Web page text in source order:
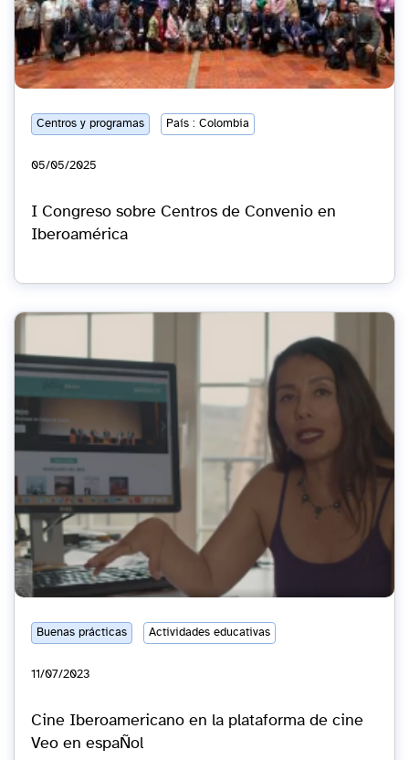
05/05/2025
Centros y programas País : Colombia
I Congreso sobre Centros de Convenio en
Iberoamérica
11/07/2023
Buenas prácticas Actividades educativas
Cine Iberoamericano en la plataforma de cine
Veo en espaÑol